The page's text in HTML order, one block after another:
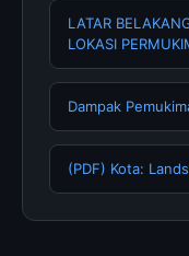
LATAR
LOKASI
Dampak
(PDF) Kota: